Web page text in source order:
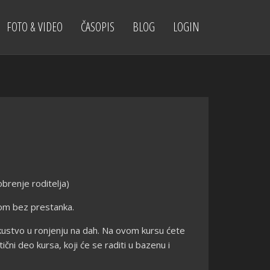
FOTO & VIDEO ČASOPIS BLOG LOGIN
roditelja)
bez prestanka.
u ronjenju na dah. Na ovom kursu ćete
deo kursa, koji će se raditi u bazenu i